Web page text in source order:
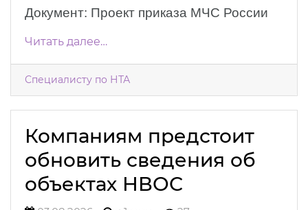
Документ: Проект приказа МЧС России
Читать далее…
Специалисту по НТА
Компаниям предстоит
обновить сведения об
объектах НВОС